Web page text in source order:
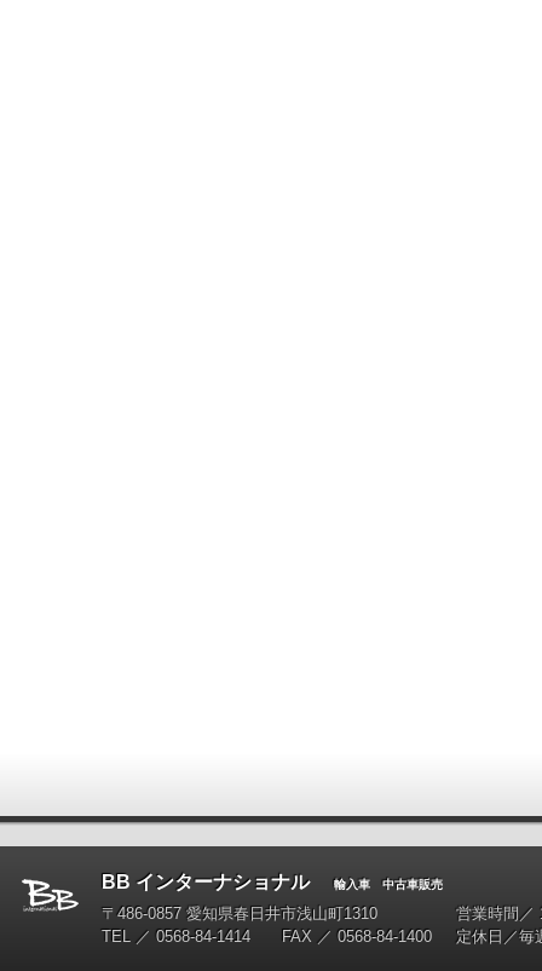
BB インターナショナル輸入車 中古車販売
〒486-0857 愛知県春日井市浅山町1310
TEL ／ 0568-84-1414 FAX ／ 0568-84-1400
営業時間／
定休日／毎